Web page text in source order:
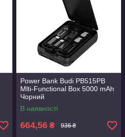
Power Bank Budi PB515PB
Mlti-Functional Box 5000 mAh
Чорний
В наявності
664,56 ₴ 936 ₴